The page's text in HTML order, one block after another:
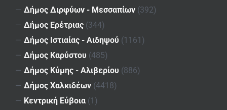
— Δήμος Διρφύων - Μεσσαπίων (392)
— Δήμος Ερέτριας (344)
— Δήμος Ιστιαίας - Αιδηψού (1161)
— Δήμος Καρύστου (485)
— Δήμος Κύμης - Αλιβερίου (886)
— Δήμος Χαλκιδέων (4418)
— Κεντρική Εύβοια (1)